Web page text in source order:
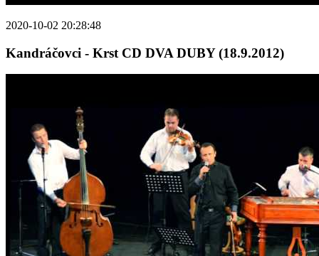
2020-10-02 20:28:48
Kandráčovci - Krst CD DVA DUBY (18.9.2012)